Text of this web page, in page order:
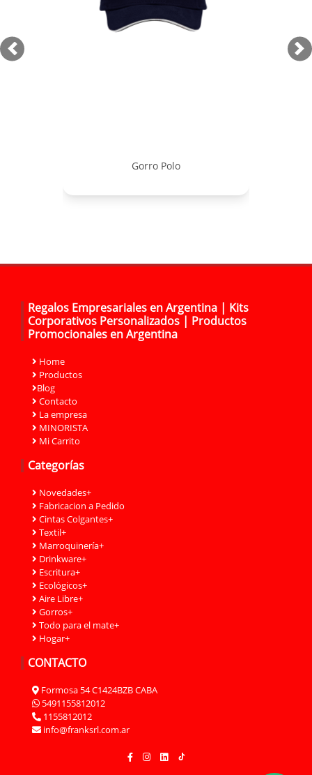
Previous
Gorro Polo
Regalos Empresariales en Argentina | Kits
Corporativos Personalizados | Productos
Promocionales en Argentina
Home
Productos
Blog
Contacto
La empresa
MINORISTA
Mi Carrito
Categorías
Novedades+
Fabricacion a Pedido
Cintas Colgantes+
Textil+
Marroquinería+
Drinkware+
Escritura+
Ecológicos+
Aire Libre+
Gorros+
Todo para el mate+
Hogar+
CONTACTO
Formosa 54 C1424BZB CABA
5491155812012
1155812012
info@franksrl.com.ar